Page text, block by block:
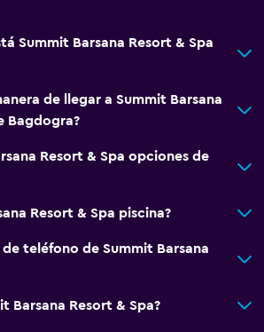
Summit Barsana Resort & Spa
de llegar a Summit Barsana
Bagdogra?
Resort & Spa opciones de
Resort & Spa piscina?
de teléfono de Summit Barsana
Barsana Resort & Spa?